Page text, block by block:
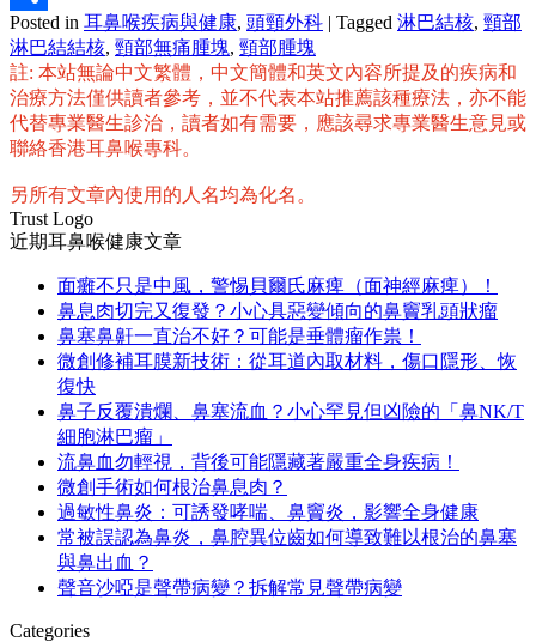
分
享
Posted in 耳鼻喉疾病與健康, 頭頸外科 | Tagged 淋巴結核, 頸部
淋巴結結核, 頸部無痛腫塊, 頸部腫塊
註: 本站無論中文繁體，中文簡體和英文內容所提及的疾病和
治療方法僅供讀者參考，並不代表本站推薦該種療法，亦不能
代替專業醫生診治，讀者如有需要，應該尋求專業醫生意見或
聯絡香港耳鼻喉專科。
另所有文章內使用的人名均為化名。
Trust Logo
近期耳鼻喉健康文章
面癱不只是中風，警惕貝爾氏麻痺（面神經麻痺）！
鼻息肉切完又復發？小心具惡變傾向的鼻竇乳頭狀瘤
鼻塞鼻鼾一直治不好？可能是垂體瘤作祟！
微創修補耳膜新技術：從耳道內取材料，傷口隱形、恢
復快
鼻子反覆潰爛、鼻塞流血？小心罕見但凶險的「鼻NK/T
細胞淋巴瘤」
流鼻血勿輕視，背後可能隱藏著嚴重全身疾病！
微創手術如何根治鼻息肉？
過敏性鼻炎：可誘發哮喘、鼻竇炎，影響全身健康
常被誤認為鼻炎，鼻腔異位齒如何導致難以根治的鼻塞
與鼻出血？
聲音沙啞是聲帶病變？拆解常見聲帶病變
Categories